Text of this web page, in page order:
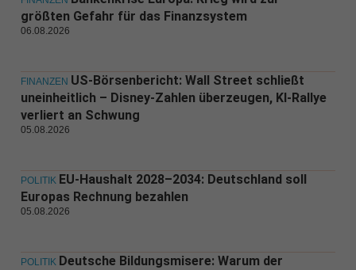
größten Gefahr für das Finanzsystem
06.08.2026
FINANZEN US-Börsenbericht: Wall Street schließt
uneinheitlich – Disney-Zahlen überzeugen, KI-Rallye
verliert an Schwung
05.08.2026
POLITIK EU-Haushalt 2028–2034: Deutschland soll
Europas Rechnung bezahlen
05.08.2026
POLITIK Deutsche Bildungsmisere: Warum der